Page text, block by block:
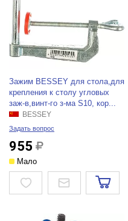
Зажим BESSEY для стола,для
крепления к столу угловых
заж-в,винт-го з-ма S10, кор...
BESSEY
Задать вопрос
955
Мало